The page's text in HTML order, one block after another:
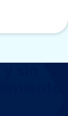
sin